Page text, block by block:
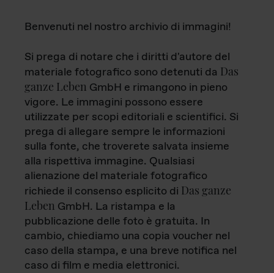
Benvenuti nel nostro archivio di immagini!
Si prega di notare che i diritti d'autore del
materiale fotografico sono detenuti da Das
ganze Leben GmbH e rimangono in pieno
vigore. Le immagini possono essere
utilizzate per scopi editoriali e scientifici. Si
prega di allegare sempre le informazioni
sulla fonte, che troverete salvata insieme
alla rispettiva immagine. Qualsiasi
alienazione del materiale fotografico
richiede il consenso esplicito di Das ganze
Leben GmbH. La ristampa e la
pubblicazione delle foto è gratuita. In
cambio, chiediamo una copia voucher nel
caso della stampa, e una breve notifica nel
caso di film e media elettronici.